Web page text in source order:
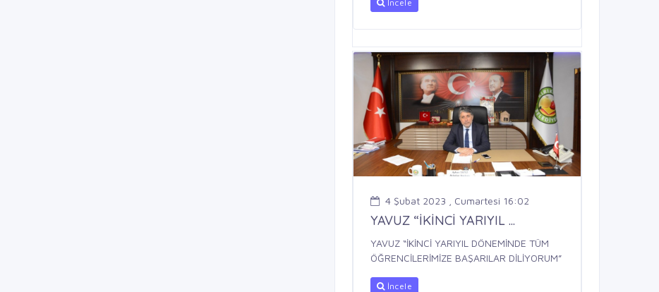
İncele
4 Şubat 2023 , Cumartesi 16:02
YAVUZ “İKİNCİ YARIYIL ...
YAVUZ “İKİNCİ YARIYIL DÖNEMİNDE TÜM
ÖĞRENCİLERİMİZE BAŞARILAR DİLİYORUM”
İncele